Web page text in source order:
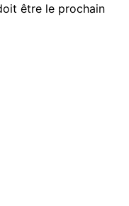
être le prochain